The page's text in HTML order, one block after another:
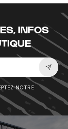
INFOS
NOTRE